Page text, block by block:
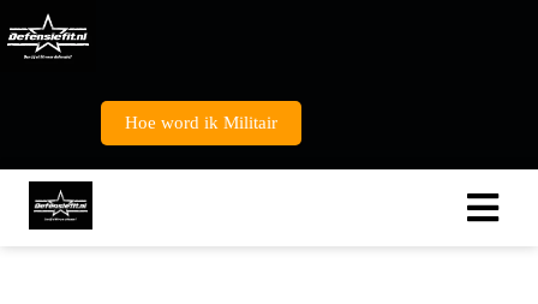
Hoe word ik Militair